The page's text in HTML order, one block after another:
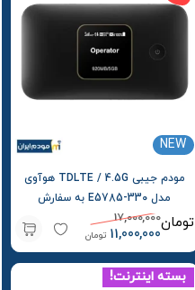
NEW
مودم جیبی TDLTE / 4.5G هوآوی
مدل E5785-330 به سفارش
سویالینک Soyealink
17,000,000
11,000,000 تومان
تومان
بسته اینترنت!